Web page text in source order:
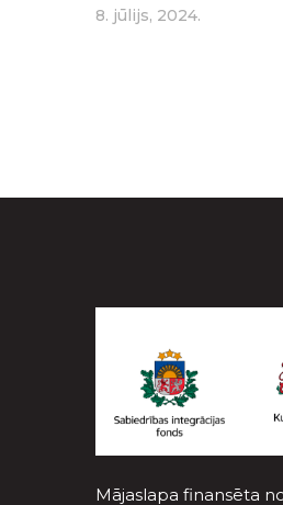
8. jūlijs, 2024.
Mājaslapa finansēta